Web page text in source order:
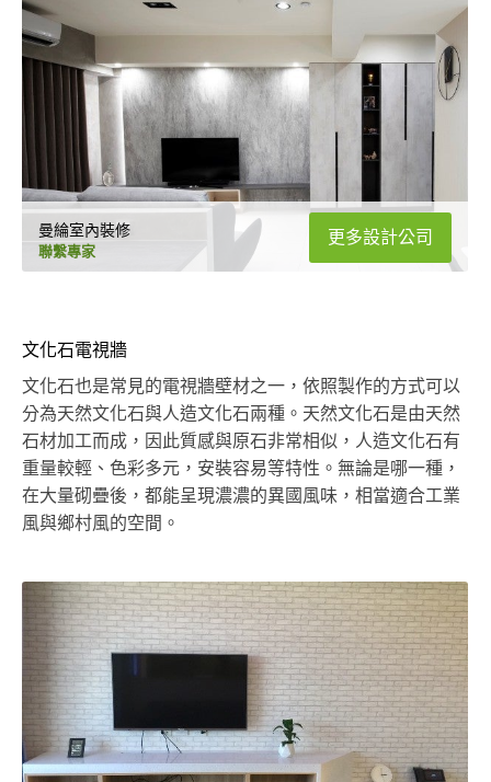
曼綸室內裝修
聯繫專家
更多設計公司
文化石電視牆
文化石也是常見的電視牆壁材之一，依照製作的方式可以
分為天然文化石與人造文化石兩種。天然文化石是由天然
石材加工而成，因此質感與原石非常相似，人造文化石有
重量較輕、色彩多元，安裝容易等特性。無論是哪一種，
在大量砌疊後，都能呈現濃濃的異國風味，相當適合工業
風與鄉村風的空間。